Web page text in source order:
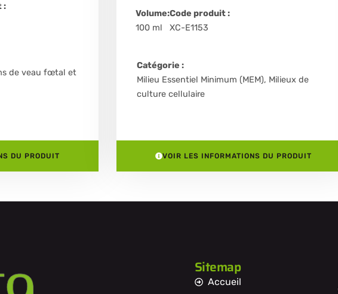
:
de veau fœtal et
DU PRODUIT
Volume:
100 ml
Code produit :
XC-E1153
Catégorie :
Milieu Essentiel Minimum (MEM), Milieux de
culture cellulaire
VOIR LES INFORMATIONS DU PRODUIT
Sitemap
Accueil